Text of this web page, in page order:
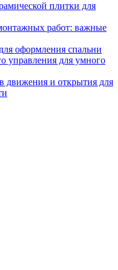
плитки для
работ: важные
оформления спальни
управления для умного
движения и открытия для